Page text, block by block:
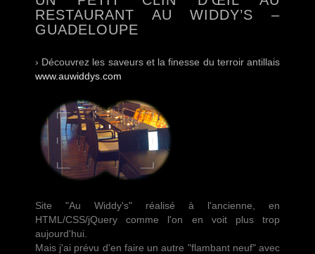
RESTAURANT AU WIDDY’S –
GUADELOUPE
› Découvrez les saveurs et la finesse du terroir antillais
www.auwiddys.com
Site "Au Widdy's" réalisé à l'ancienne, en
HTML/CSS/jQuery comme l'on en voit plus trop
aujourd'hui.
Mais j'ai prévu d'en faire un autre "flambant neuf" avec